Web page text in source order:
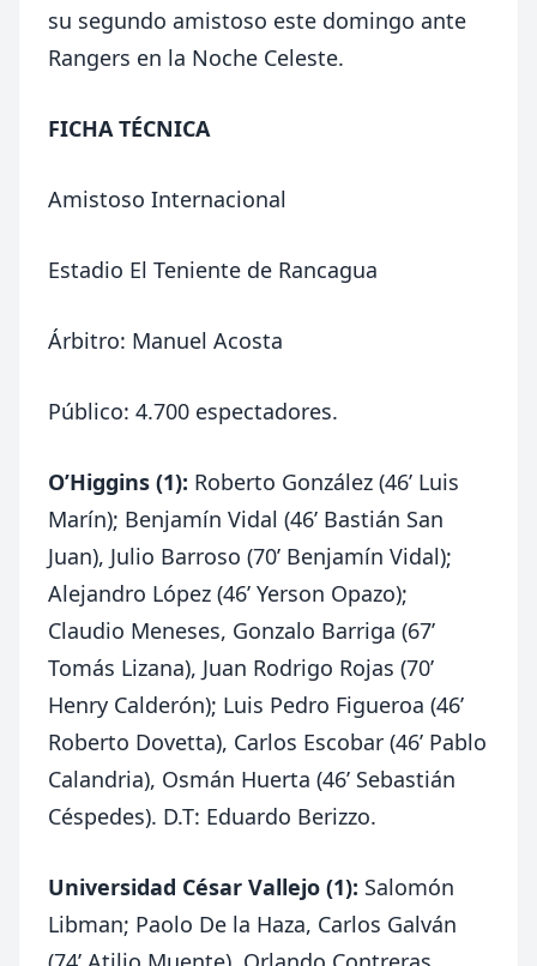
su segundo amistoso este domingo ante
Rangers en la Noche Celeste.
FICHA TÉCNICA
Amistoso Internacional
Estadio El Teniente de Rancagua
Árbitro: Manuel Acosta
Público: 4.700 espectadores.
O’Higgins (1): Roberto González (46’ Luis
Marín); Benjamín Vidal (46’ Bastián San
Juan), Julio Barroso (70’ Benjamín Vidal);
Alejandro López (46’ Yerson Opazo);
Claudio Meneses, Gonzalo Barriga (67’
Tomás Lizana), Juan Rodrigo Rojas (70’
Henry Calderón); Luis Pedro Figueroa (46’
Roberto Dovetta), Carlos Escobar (46’ Pablo
Calandria), Osmán Huerta (46’ Sebastián
Céspedes). D.T: Eduardo Berizzo.
Universidad César Vallejo (1): Salomón
Libman; Paolo De la Haza, Carlos Galván